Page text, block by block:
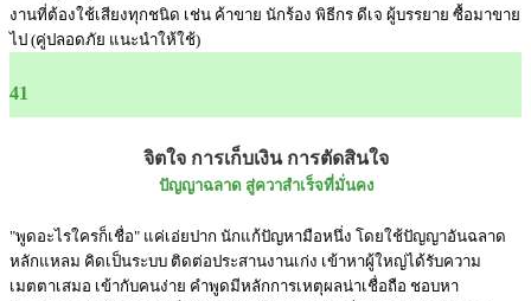
งานที่ต้องใช้เสียงทุกชนิด เช่น ค้าขาย นักร้อง พิธีกร ดีเจ ผู้บรรยาย ซื้อมาขาย
ไป (คู่ปลอดภัย แนะนำให้ใช้)
41
จิตใจ การเก็บเงิน การตัดสินใจ
ปัญญาฉลาด สู่ควาสำเร็จที่มั่นคง
"พูดอะไรใครก็เชื่อ" แค่เอ่ยปาก นักแก้ปัญหามือหนึ่ง โดยใช้ปัญญาอันฉลาด
หลักแหลม คิดเป็นระบบ ติดต่อประสานงานเก่ง เข้าหาผู้ใหญ่ได้รับความ
เมตตาเสมอ เข้ากับคนง่าย คำพูดมีหลักการเหตุผลน่าเชื่อถือ ชอบหา